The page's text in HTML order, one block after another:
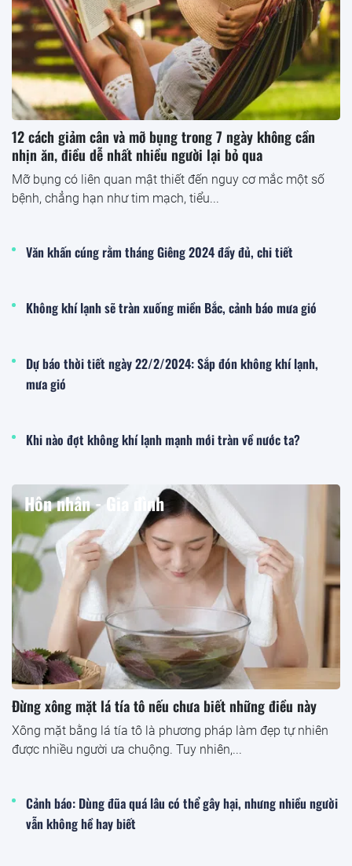
12 cách giảm cân và mỡ bụng trong 7 ngày không cần
nhịn ăn, điều dễ nhất nhiều người lại bỏ qua
Mỡ bụng có liên quan mật thiết đến nguy cơ mắc một số
bệnh, chẳng hạn như tim mạch, tiểu...
Văn khấn cúng rằm tháng Giêng 2024 đầy đủ, chi tiết
Không khí lạnh sẽ tràn xuống miền Bắc, cảnh báo mưa gió
Dự báo thời tiết ngày 22/2/2024: Sắp đón không khí lạnh,
mưa gió
Khi nào đợt không khí lạnh mạnh mới tràn về nước ta?
Hôn nhân - Gia đình
Đừng xông mặt lá tía tô nếu chưa biết những điều này
Xông mặt bằng lá tía tô là phương pháp làm đẹp tự nhiên
được nhiều người ưa chuộng. Tuy nhiên,...
Cảnh báo: Dùng đũa quá lâu có thể gây hại, nhưng nhiều người
vẫn không hề hay biết